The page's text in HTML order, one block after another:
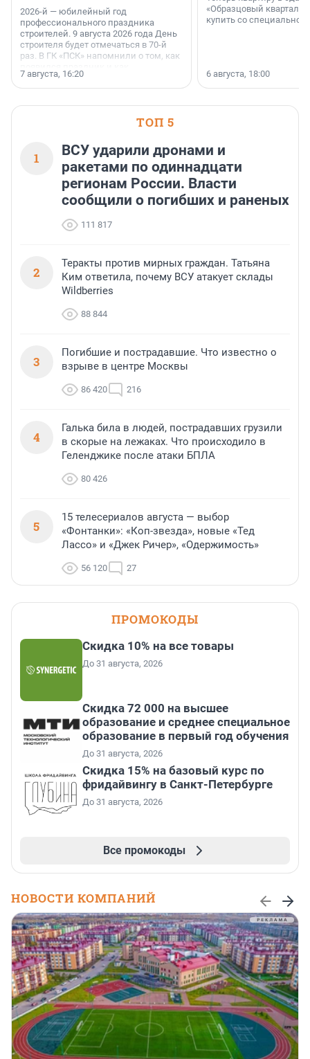
2026-й — юбилейный год
профессионального праздника
строителей. 9 августа 2026 года День
строителя будет отмечаться в 70-й
раз. В ГК «ПСК» напомнили о том, как
поменялась роль строительства.
7 августа, 16:20
«Образцовый квартал
купить со специальной
6 августа, 18:00
ТОП 5
1
ВСУ ударили дронами и
ракетами по одиннадцати
регионам России. Власти
сообщили о погибших и раненых
111 817
2
Теракты против мирных граждан. Татьяна
Ким ответила, почему ВСУ атакует склады
Wildberries
88 844
3
Погибшие и пострадавшие. Что известно о
взрыве в центре Москвы
86 420 216
4
Галька била в людей, пострадавших грузили
в скорые на лежаках. Что происходило в
Геленджике после атаки БПЛА
80 426
5
15 телесериалов августа — выбор
«Фонтанки»: «Коп-звезда», новые «Тед
Лассо» и «Джек Ричер», «Одержимость»
56 120 27
ПРОМОКОДЫ
Скидка 10% на все товары
До 31 августа, 2026
Скидка 72 000 на высшее
образование и среднее специальное
образование в первый год обучения
До 31 августа, 2026
Скидка 15% на базовый курс по
фридайвингу в Санкт-Петербурге
До 31 августа, 2026
Все промокоды
НОВОСТИ КОМПАНИЙ